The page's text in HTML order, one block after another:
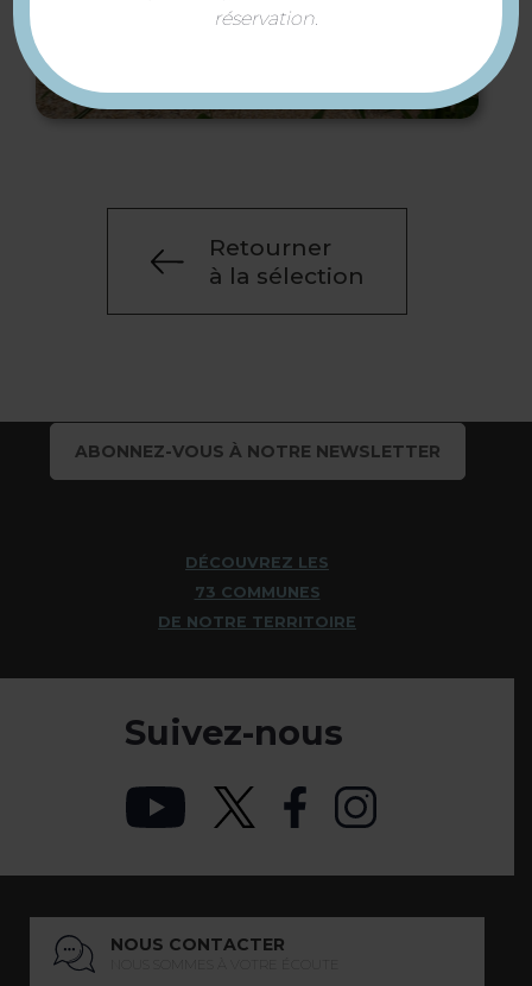
Gîte et cabane – Séjours
Retourner
à la sélection
ABONNEZ-VOUS À NOTRE NEWSLETTER
DÉCOUVREZ LES
73 COMMUNES
DE NOTRE TERRITOIRE
Suivez-nous
NOUS CONTACTER
réservation.